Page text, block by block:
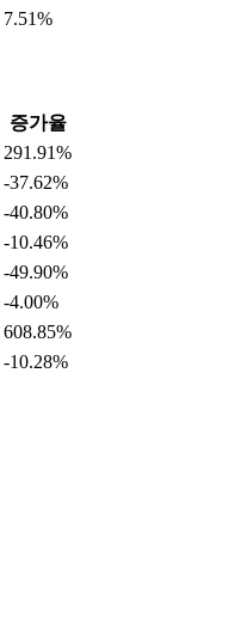
7.51%
증가율
291.91%
-37.62%
-40.80%
-10.46%
-49.90%
-4.00%
608.85%
-10.28%